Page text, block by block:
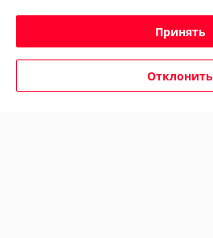
Политика обработки cookies
Сайт создан на платформе Deal.by
Принять
Отклонить